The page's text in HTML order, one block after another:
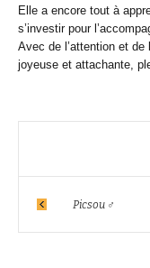
Elle a encore tout à
s’investir pour
Avec de l’attention et
joyeuse et attachante,
Picsou ♂